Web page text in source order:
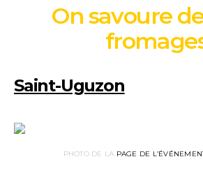
On savoure
Saint-Uguzon
PHOTO DE LA PAGE DE